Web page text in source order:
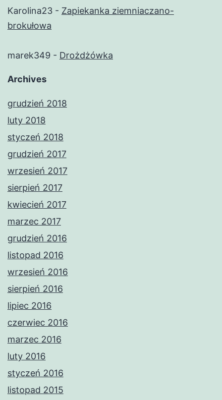
Karolina23 - Zapiekanka ziemniaczano-
brokułowa
marek349 - Drożdżówka
Archives
grudzień 2018
luty 2018
styczeń 2018
grudzień 2017
wrzesień 2017
sierpień 2017
kwiecień 2017
marzec 2017
grudzień 2016
listopad 2016
wrzesień 2016
sierpień 2016
lipiec 2016
czerwiec 2016
marzec 2016
luty 2016
styczeń 2016
listopad 2015